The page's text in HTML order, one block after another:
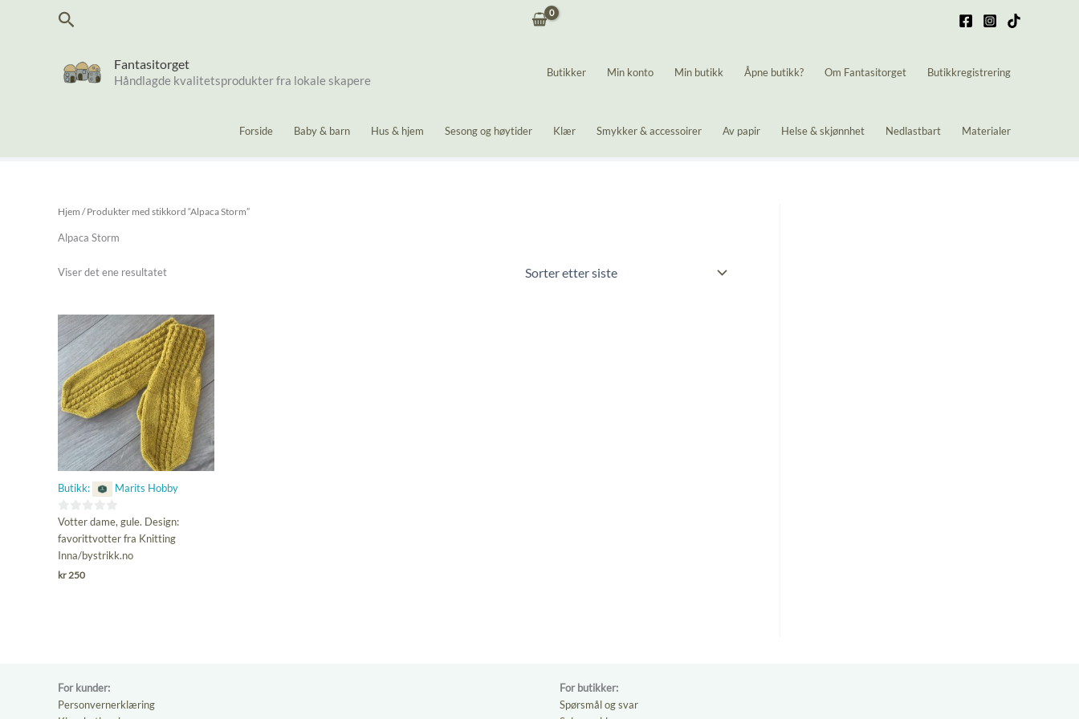
Søk
Fantasitorget
Håndlagde kvalitetsprodukter fra lokale skapere
Butikker Min konto Min butikk Åpne butikk? Om Fantasitorget Butikkregistrering
Forside Baby & barn Hus & hjem Sesong og høytider Klær Smykker & accessoirer Av papir Helse & skjønnhet Nedlastbart Materialer
Hjem / Produkter med stikkord “Alpaca Storm”
Alpaca Storm
Viser det ene resultatet
Butikk: Marits Hobby
0
ut
av
5
Votter dame, gule. Design:
favorittvotter fra Knitting
Inna/bystrikk.no
kr 250
For kunder:
Personvernerklæring
For butikker:
Spørsmål og svar